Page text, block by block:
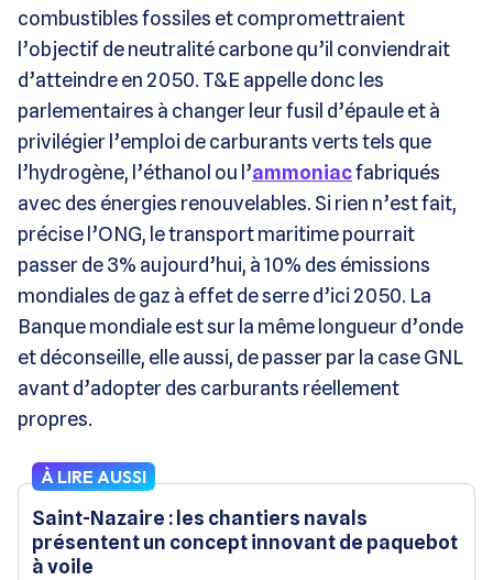
combustibles fossiles et compromettraient
l’objectif de neutralité carbone qu’il conviendrait
d’atteindre en 2050. T&E appelle donc les
parlementaires à changer leur fusil d’épaule et à
privilégier l’emploi de carburants verts tels que
l’hydrogène, l’éthanol ou l’ammoniacfabriqués
avec des énergies renouvelables. Si rien n’est fait,
précise l’ONG, le transport maritime pourrait
passer de 3% aujourd’hui, à 10% des émissions
mondiales de gaz à effet de serre d’ici 2050. La
Banque mondiale est sur la même longueur d’onde
et déconseille, elle aussi, de passer par la case GNL
avant d’adopter des carburants réellement
propres.
À LIRE AUSSI
Saint-Nazaire : les chantiers navals
présentent un concept innovant de paquebot
à voile